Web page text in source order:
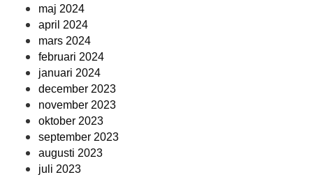
maj 2024
april 2024
mars 2024
februari 2024
januari 2024
december 2023
november 2023
oktober 2023
september 2023
augusti 2023
juli 2023